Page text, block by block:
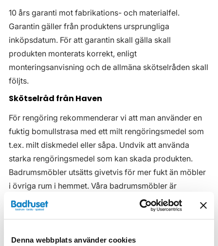
Denna webbplats använder cookies
10 års garanti mot fabrikations- och materialfel.
Garantin gäller från produktens ursprungliga
inköpsdatum. För att garantin skall gälla skall
produkten monterats korrekt, enligt
monteringsanvisning och de allmäna skötselråden skall
följts.
Skötselråd från Haven
För rengöring rekommenderar vi att man använder en
fuktig bomullstrasa med ett milt rengöringsmedel som
t.ex. milt diskmedel eller såpa. Undvik att använda
starka rengöringsmedel som kan skada produkten.
Badrumsmöbler utsätts givetvis för mer fukt än möbler
i övriga rum i hemmet. Våra badrumsmöbler är
anpassade för badrummet och gjorda i fukttåliga
material. Men även om våra badrumsmöbler är det, ska
luftfuktighet.